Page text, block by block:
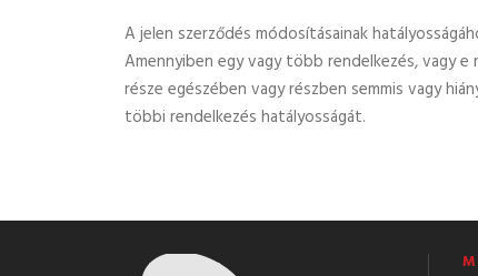
A jelen szerződés módosításainak
Amennyiben egy vagy több rendelkezés, vagy e
része egészében vagy részben semmis vagy
többi rendelkezés hatályosságát.